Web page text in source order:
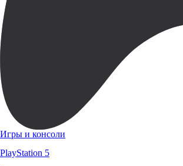
Игры и консоли
PlayStation 5